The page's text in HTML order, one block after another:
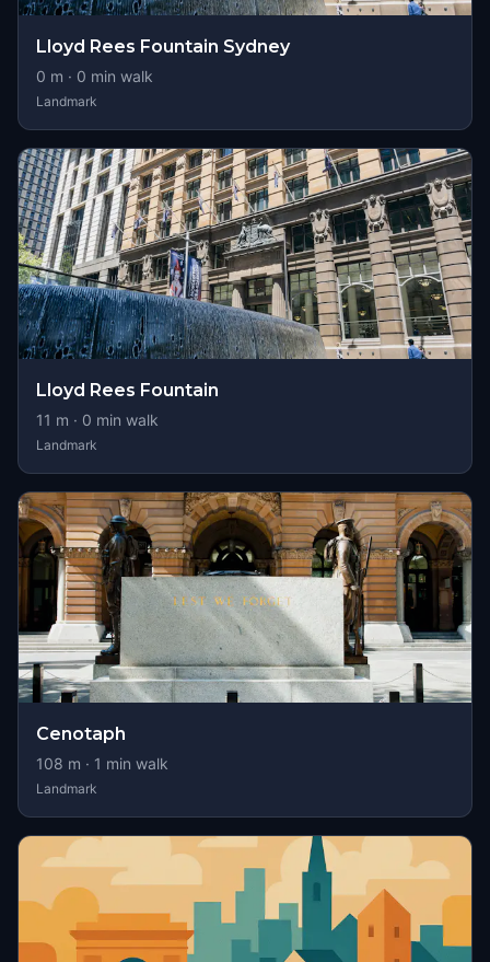
Lloyd Rees Fountain Sydney
0 m · 0 min walk
Landmark
Lloyd Rees Fountain
11 m · 0 min walk
Landmark
Cenotaph
108 m · 1 min walk
Landmark